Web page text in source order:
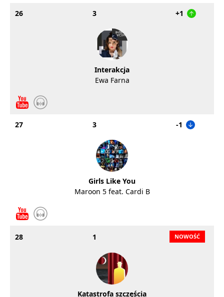
26 3 +1
Interakcja
Ewa Farna
27 3 -1
Girls Like You
Maroon 5 feat. Cardi B
28 1
Katastrofa szczęścia